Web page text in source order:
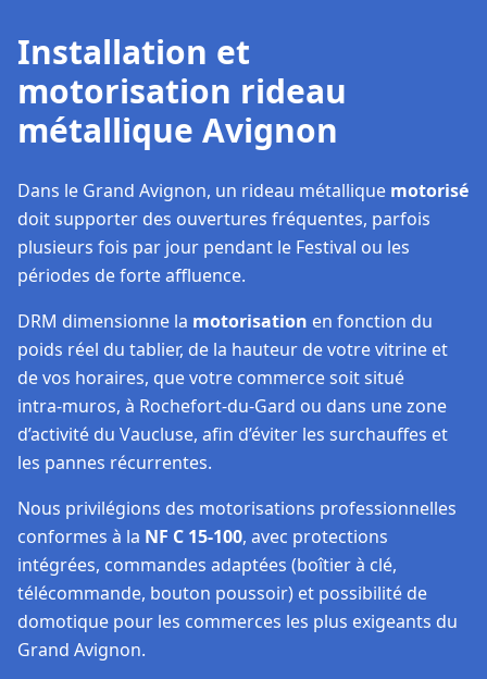
Installation et
motorisation rideau
métallique Avignon
Dans le Grand Avignon, un rideau métallique motorisé
doit supporter des ouvertures fréquentes, parfois
plusieurs fois par jour pendant le Festival ou les
périodes de forte affluence.
DRM dimensionne la motorisation en fonction du
poids réel du tablier, de la hauteur de votre vitrine et
de vos horaires, que votre commerce soit situé
intra‑muros, à Rochefort-du-Gard ou dans une zone
d’activité du Vaucluse, afin d’éviter les surchauffes et
les pannes récurrentes.
Nous privilégions des motorisations professionnelles
conformes à la NF C 15‑100, avec protections
intégrées, commandes adaptées (boîtier à clé,
télécommande, bouton poussoir) et possibilité de
domotique pour les commerces les plus exigeants du
Grand Avignon.